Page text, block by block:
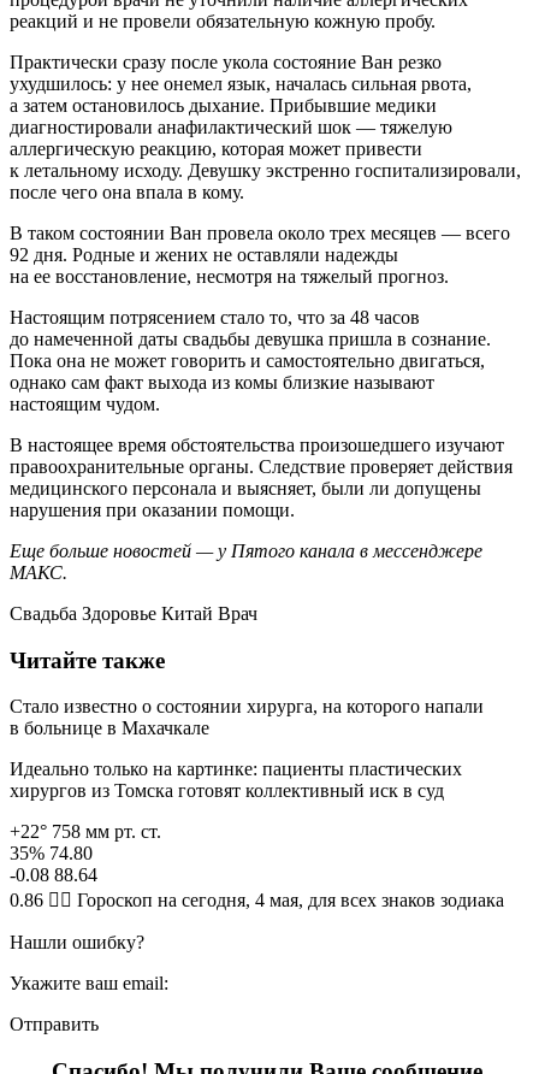
реакций и не провели обязательную кожную пробу.
Практически сразу после укола состояние Ван резко
ухудшилось: у нее онемел язык, началась сильная рвота,
а затем остановилось дыхание. Прибывшие медики
диагностировали анафилактический шок — тяжелую
аллергическую реакцию, которая может привести
к летальному исходу. Девушку экстренно госпитализировали,
после чего она впала в кому.
В таком состоянии Ван провела около трех месяцев — всего
92 дня. Родные и жених не оставляли надежды
на ее восстановление, несмотря на тяжелый прогноз.
Настоящим потрясением стало то, что за 48 часов
до намеченной даты свадьбы девушка пришла в сознание.
Пока она не может говорить и самостоятельно двигаться,
однако сам факт выхода из комы близкие называют
настоящим чудом.
В настоящее время обстоятельства произошедшего изучают
правоохранительные органы. Следствие проверяет действия
медицинского персонала и выясняет, были ли допущены
нарушения при оказании помощи.
Еще больше новостей — у Пятого канала в мессенджере
МАКС.
Свадьба Здоровье Китай Врач
Читайте также
Стало известно о состоянии хирурга, на которого напали
в больнице в Махачкале
Идеально только на картинке: пациенты пластических
хирургов из Томска готовят коллективный иск в суд
+22° 758 мм рт. ст.
35% 74.80
-0.08 88.64
0.86 🧙‍♀ Гороскоп на сегодня, 4 мая, для всех знаков зодиака
Нашли ошибку?
Укажите ваш email:
Отправить